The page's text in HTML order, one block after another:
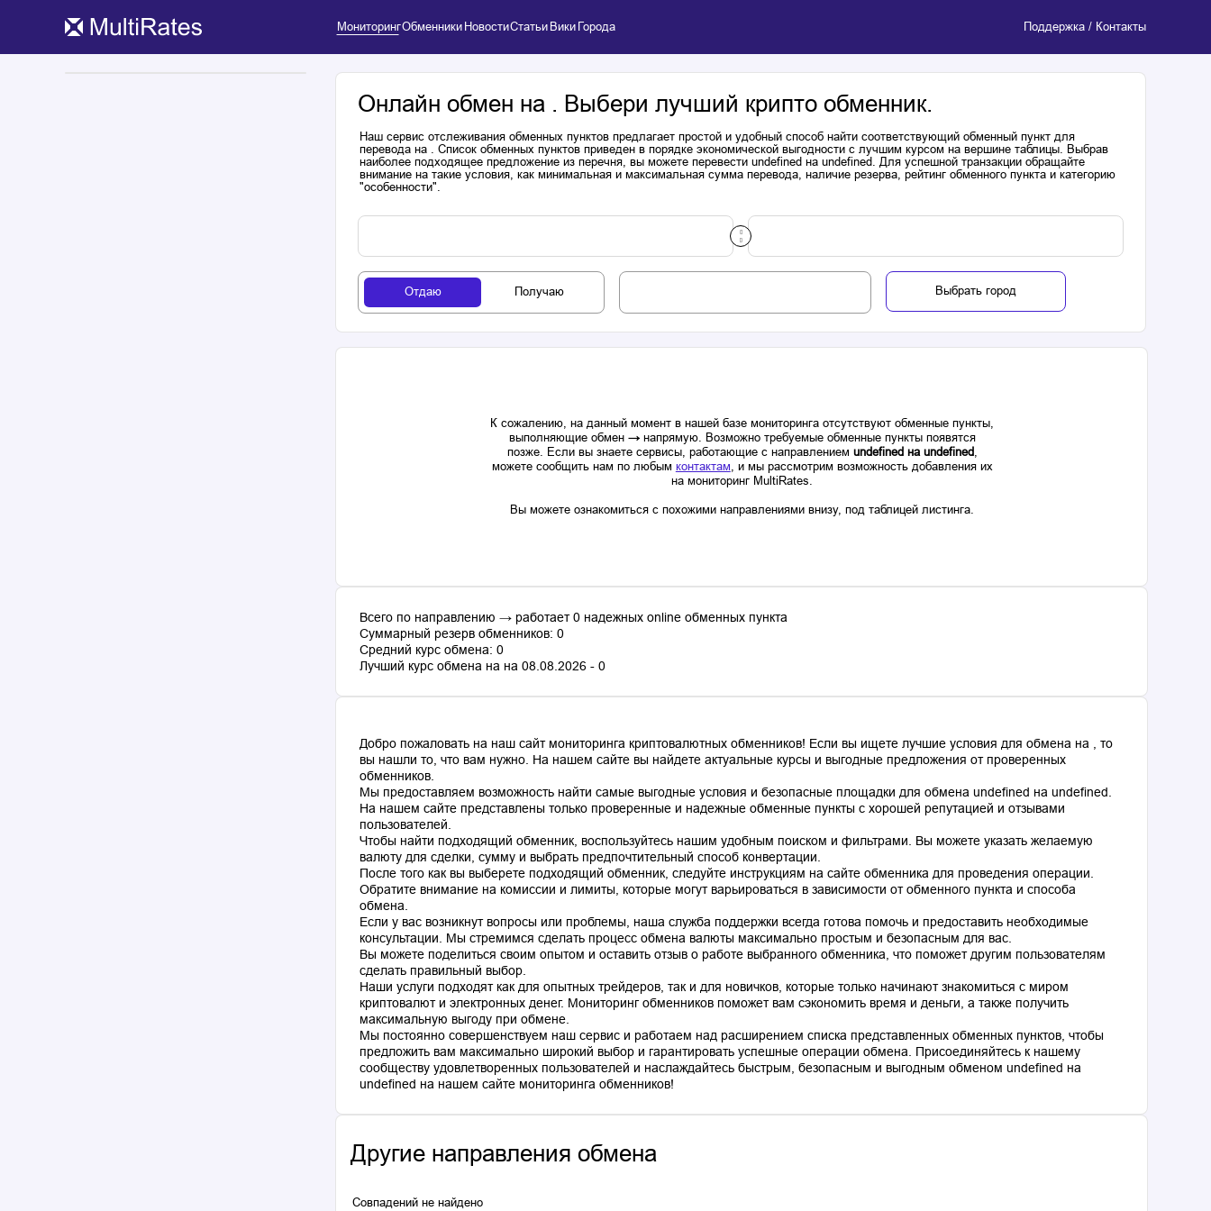
МониторингОбменники НовостиСтатьи Вики Города Поддержка / Контакты
Онлайн обмен на . Выбери лучший крипто обменник.
Наш сервис отслеживания обменных пунктов предлагает простой и удобный способ найти соответствующий обменный пункт для
перевода на . Список обменных пунктов приведен в порядке экономической выгодности с лучшим курсом на вершине таблицы. Выбрав
наиболее подходящее предложение из перечня, вы можете перевести undefined на undefined. Для успешной транзакции обращайте
внимание на такие условия, как минимальная и максимальная сумма перевода, наличие резерва, рейтинг обменного пункта и категорию
"особенности".
Отдаю Получаю Выбрать город
К сожалению, на данный момент в нашей базе мониторинга отсутствуют обменные пункты,
выполняющие обмен → напрямую. Возможно требуемые обменные пункты появятся
позже. Если вы знаете сервисы, работающие с направлением undefined на undefined,
можете сообщить нам по любым контактам, и мы рассмотрим возможность добавления их
на мониторинг MultiRates.
Вы можете ознакомиться с похожими направлениями внизу, под таблицей листинга.
Всего по направлению → работает 0 надежных online обменных пункта
Суммарный резерв обменников: 0
Средний курс обмена: 0
Лучший курс обмена на на 08.08.2026 - 0
Добро пожаловать на наш сайт мониторинга криптовалютных обменников! Если вы ищете лучшие условия для обмена на , то
вы нашли то, что вам нужно. На нашем сайте вы найдете актуальные курсы и выгодные предложения от проверенных
обменников.
Мы предоставляем возможность найти самые выгодные условия и безопасные площадки для обмена undefined на undefined.
На нашем сайте представлены только проверенные и надежные обменные пункты с хорошей репутацией и отзывами
пользователей.
Чтобы найти подходящий обменник, воспользуйтесь нашим удобным поиском и фильтрами. Вы можете указать желаемую
валюту для сделки, сумму и выбрать предпочтительный способ конвертации.
После того как вы выберете подходящий обменник, следуйте инструкциям на сайте обменника для проведения операции.
Обратите внимание на комиссии и лимиты, которые могут варьироваться в зависимости от обменного пункта и способа
обмена.
Если у вас возникнут вопросы или проблемы, наша служба поддержки всегда готова помочь и предоставить необходимые
консультации. Мы стремимся сделать процесс обмена валюты максимально простым и безопасным для вас.
Вы можете поделиться своим опытом и оставить отзыв о работе выбранного обменника, что поможет другим пользователям
сделать правильный выбор.
Наши услуги подходят как для опытных трейдеров, так и для новичков, которые только начинают знакомиться с миром
криптовалют и электронных денег. Мониторинг обменников поможет вам сэкономить время и деньги, а также получить
максимальную выгоду при обмене.
Мы постоянно совершенствуем наш сервис и работаем над расширением списка представленных обменных пунктов, чтобы
предложить вам максимально широкий выбор и гарантировать успешные операции обмена. Присоединяйтесь к нашему
сообществу удовлетворенных пользователей и наслаждайтесь быстрым, безопасным и выгодным обменом undefined на
Другие направления обмена
Совпадений не найдено